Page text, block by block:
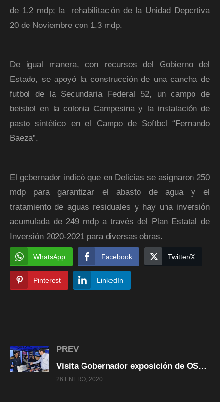
de 1.2 mdp; la rehabilitación de la Unidad Deportiva
20 de Noviembre con 1.3 mdp.
De igual manera, con recursos del Gobierno del
Estado, se apoyó la construcción de una cancha de
futbol de la Secundaria Federal 52, un campo de
beisbol en la colonia Campesina y la instalación de
pasto sintético en el Campo de Softbol “Fernando
Baeza”.
El gobernador indicó que en Delicias se asignaron 250
mdp para garantizar el abasto de agua y el
tratamiento de aguas residuales y hay una inversión
acumulada de 249 mdp a través del Plan Estatal de
Inversión 2020-2021 para diversas obras.
WhatsApp Facebook Twitter/X
Pinterest LinkedIn
PREV
Visita Gobernador exposición de OSC especializadas en prevención de la violencia familiar
26 ENERO, 2020